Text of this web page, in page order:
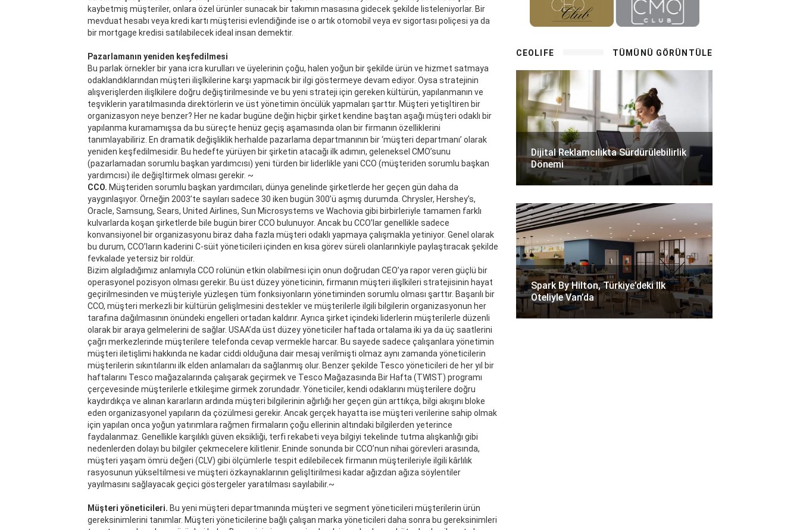
kaybetmiş müşteriler, onlara özel ürünler sunacak bir takımın masasına gidecek şekilde listeleniyorlar. Bir
mevduat hesabı veya kredi kartı müşterisi evlendiğinde ise o artık otomobil veya ev sigortası poliçesi ya da
bir mortgage kredisi satılabilecek ideal insan demektir.
Pazarlamanın yeniden keşfedilmesi
Bu parlak örnekler bir yana icra kurulları ve üyelerinin çoğu, halen yoğun bir şekilde ürün ve hizmet satmaya
odaklandıklarından müşteri ilişlkilerine karşı yapmacık bir ilgi göstermeye devam ediyor. Oysa stratejinin
alışverişlerden ilişlkilere doğru değiştirilmesinde ve bu yeni strateji için gereken kültürün, yapılanmanın ve
teşviklerin yaratılmasında direktörlerin ve üst yönetimin öncülük yapmaları şarttır. Müşteri yetişltiren bir
organizasyon neye benzer? Her ne kadar bugüne değin hiçbir şirket kendine baştan aşağı müşteri odaklı bir
yapılanma kuramamışsa da bu süreçte henüz geçiş aşamasında olan bir firmanın özelliklerini
tanımlayabiliriz. En dramatik değişliklik herhalde pazarlama departmanının bir ‘müşteri departmanı’ olarak
yeniden keşfedilmesidir. Bu hedefte yürüyen bir şirketin atacağı ilk adımın, geleneksel CMO’sunu
(pazarlamadan sorumlu başkan yardımcısı) yeni türden bir liderlikle yani CCO (müşteriden sorumlu başkan
yardımcısı) ile değişltirmek olması gerekir. ~
CCO. Müşteriden sorumlu başkan yardımcıları, dünya genelinde şirketlerde her geçen gün daha da
yaygınlaşıyor. Örneğin 2003’te sayıları sadece 30 iken bugün 300’ü aşmış durumda. Chrysler, Hershey’s,
Oracle, Samsung, Sears, United Airlines, Sun Microsystems ve Wachovia gibi birbirleriyle tamamen farklı
kulvarlarda koşan şirketlerde bile bugün birer CCO bulunuyor. Ancak bu CCO’lar genellikle sadece
konvansiyonel bir organizasyonu biraz daha fazla müşteri odaklı yapmaya çalışmakla yetiniyor. Genel olarak
bu durum, CCO’ların kaderini C-süit yöneticileri içinden en kısa görev süreli olanlarınkiyle paylaştıracak şekilde
fevkalade yetersiz bir roldür.
Bizim algıladığımız anlamıyla CCO rolünün etkin olabilmesi için onun doğrudan CEO’ya rapor veren güçlü bir
operasyonel pozisyon olması gerekir. Bu üst düzey yöneticinin, firmanın müşteri ilişlkileri stratejisinin hayat
geçirilmesinden ve müşteriyle yüzleşen tüm fonksiyonların yönetiminden sorumlu olması şarttır. Başarılı bir
CCO, müşteri merkezli bir kültürün gelişlmesini destekler ve müşterilerle ilgili bilgilerin organizasyonun her
tarafına dağılmasının önündeki engelleri ortadan kaldırır. Ayrıca şirket içindeki liderlerin müşterilerle düzenli
olarak bir araya gelmelerini de sağlar. USAA’da üst düzey yöneticiler haftada ortalama iki ya da üç saatlerini
çağrı merkezlerinde müşterilere telefonda cevap vermekle harcar. Bu sayede sadece çalışanlara yönetimin
müşteri iletişlimi hakkında ne kadar ciddi olduğuna dair mesaj verilmişti olmaz aynı zamanda yöneticilerin
müşterilerin sıkıntılarını ilk elden anlamaları da sağlanmış olur. Benzer şekilde Tesco yöneticileri de her yıl bir
haftalarını Tesco mağazalarında çalışarak geçirmek ve Tesco Mağazasında Bir Hafta (TWIST) programı
çerçevesinde müşterilerle etkileşime girmek zorundadır. Yöneticiler, kendi odaklarını müşterilere doğru
kaydırdıkça ve alınan kararların ardında müşteri bilgilerinin ağırlığı her geçen gün arttıkça, bilgi akışını bloke
eden organizasyonel yapıların da çözülmesi gerekir. Ancak gerçek hayatta ise müşteri verilerine sahip olmak
için yapılan onca yoğun yatırımlara rağmen firmaların çoğu ellerinin altındaki bilgilerden yeterince
faydalanmaz. Genellikle karşılıklı güven eksikliği, terfi rekabeti veya bilgiyi tekelinde tutma alışkanlığı gibi
nedenlerden dolayı bu bilgiler çekmecelere kilitlenir. Eninde sonunda bir CCO’nun nihai görevleri arasında,
müşteri yaşam ömrü değeri (CLV) gibi ölçümlerle tespit edilebilecek firmanın müşterileriyle ilgili kârlılık
rasyosunun yükseltilmesi ve müşteri özkaynaklarının gelişltirilmesi kadar ağızdan ağıza söylentiler
yayılmasını sağlayacak geçici göstergeler yaratılması sayılabilir.~
Müşteri yöneticileri. Bu yeni müşteri departmanında müşteri ve segment yöneticileri müşterilerin ürün
gereksinimlerini tanımlar. Müşteri yöneticilerine bağlı çalışan marka yöneticileri daha sonra bu gereksinimleri
CEOLIFE TÜMÜNÜ GÖRÜNTÜLE
Dijital Reklamcılıkta Sürdürülebilirlik
Dönemi
Spark By Hilton, Türkiye’deki Ilk
Oteliyle Van’da